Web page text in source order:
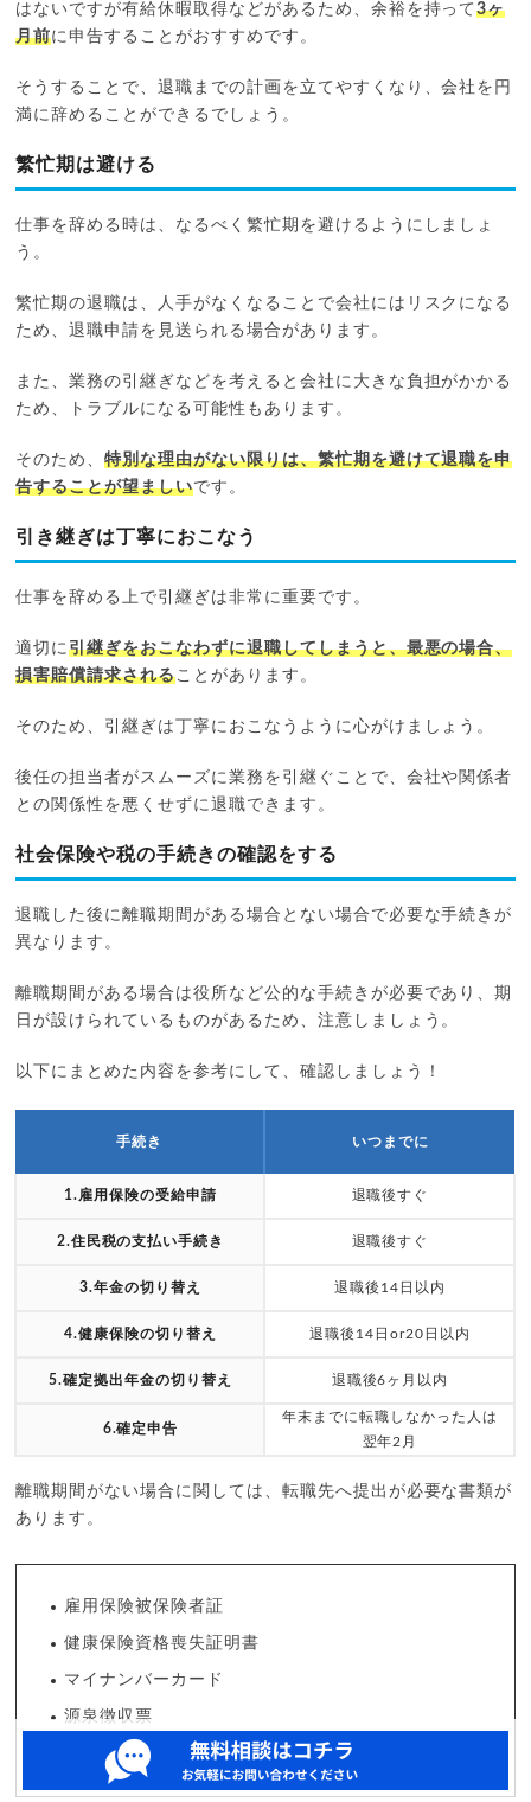
はないですが有給休暇取得などがあるため、余裕を持って3ヶ
月前に申告することがおすすめです。
そうすることで、退職までの計画を立てやすくなり、会社を円
満に辞めることができるでしょう。
繁忙期は避ける
仕事を辞める時は、なるべく繁忙期を避けるようにしましょ
う。
繁忙期の退職は、人手がなくなることで会社にはリスクになる
ため、退職申請を見送られる場合があります。
また、業務の引継ぎなどを考えると会社に大きな負担がかかる
ため、トラブルになる可能性もあります。
そのため、特別な理由がない限りは、繁忙期を避けて退職を申
告することが望ましいです。
引き継ぎは丁寧におこなう
仕事を辞める上で引継ぎは非常に重要です。
適切に引継ぎをおこなわずに退職してしまうと、最悪の場合、
損害賠償請求されることがあります。
そのため、引継ぎは丁寧におこなうように心がけましょう。
後任の担当者がスムーズに業務を引継ぐことで、会社や関係者
との関係性を悪くせずに退職できます。
社会保険や税の手続きの確認をする
退職した後に離職期間がある場合とない場合で必要な手続きが
異なります。
離職期間がある場合は役所など公的な手続きが必要であり、期
日が設けられているものがあるため、注意しましょう。
以下にまとめた内容を参考にして、確認しましょう！
手続き いつまでに
1.雇用保険の受給申請 退職後すぐ
2.住民税の支払い手続き 退職後すぐ
3.年金の切り替え 退職後14日以内
4.健康保険の切り替え 退職後14日or20日以内
5.確定拠出年金の切り替え 退職後6ヶ月以内
6.確定申告
年末までに転職しなかった人は
翌年2月
離職期間がない場合に関しては、転職先へ提出が必要な書類が
あります。
雇用保険被保険者証
健康保険資格喪失証明書
マイナンバーカード
源泉徴収票
扶養控除等申告書